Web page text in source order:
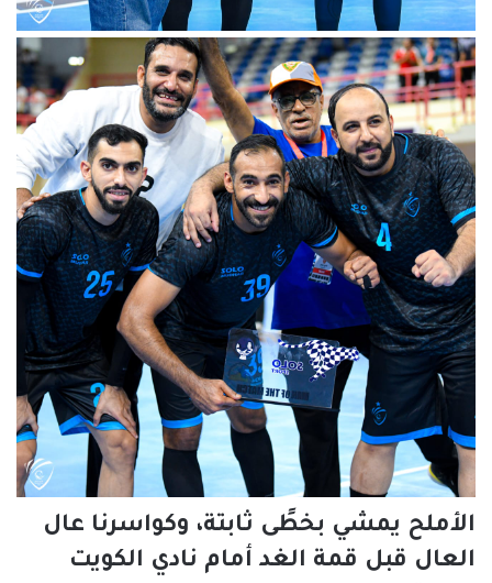
الأملح يمشي بخطًى ثابتة، وكواسرنا عال
العال قبل قمة الغد أمام نادي الكويت